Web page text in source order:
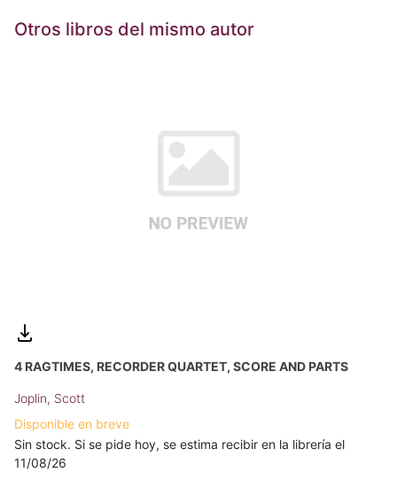
Otros libros del mismo autor
4 RAGTIMES, RECORDER QUARTET, SCORE AND PARTS
Joplin, Scott
Disponible en breve
Sin stock. Si se pide hoy, se estima recibir en la librería el
11/08/26